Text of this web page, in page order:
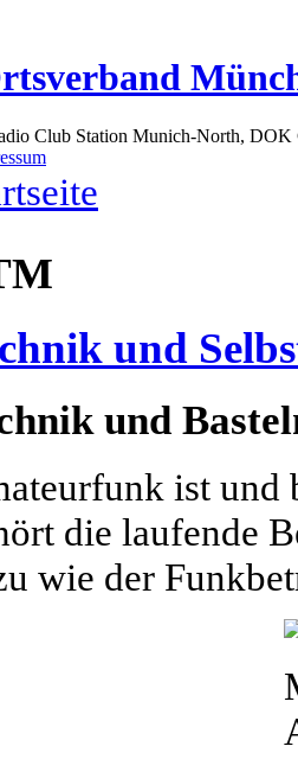
Club Station Munich-North,
und
und
ist und
die laufende
wie der